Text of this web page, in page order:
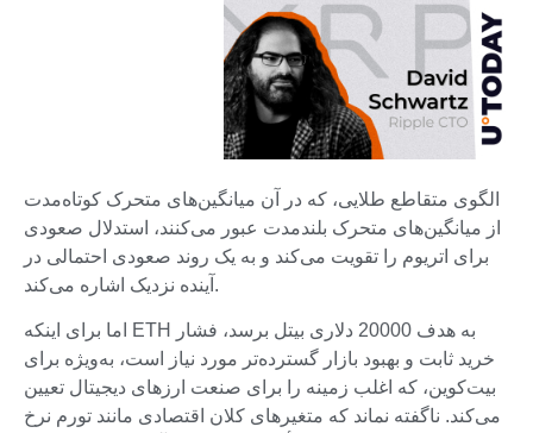
الگوی متقاطع طلایی، که در آن میانگین‌های متحرک کوتاه‌مدت
از میانگین‌های متحرک بلندمدت عبور می‌کنند، استدلال صعودی
برای اتریوم را تقویت می‌کند و به یک روند صعودی احتمالی در
آینده نزدیک اشاره می‌کند.
اما برای اینکه ETH به هدف 20000 دلاری بیتل برسد، فشار
خرید ثابت و بهبود بازار گسترده‌تر مورد نیاز است، به‌ویژه برای
بیت‌کوین، که اغلب زمینه را برای صنعت ارزهای دیجیتال تعیین
می‌کند. ناگفته نماند که متغیرهای کلان اقتصادی مانند تورم نرخ